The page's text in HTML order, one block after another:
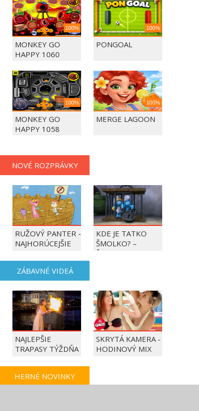
100%
MONKEY GO
HAPPY 1060
100%
PONGOAL
100%
MONKEY GO
HAPPY 1058
100%
MERGE LAGOON
NOVÉ ROZPRÁVKY
RUŽOVÝ PANTER -
NAJHORÚCEJŠIE
KDE JE TATKO
ŠMOLKO? –
ŠMOLKOVIA
ZÁBAVNÉ VIDEÁ
NAJLEPŠIE
TRAPASY TÝŽDŇA
SKRYTÁ KAMERA -
HODINOVÝ MIX
HERNÉ NOVINKY